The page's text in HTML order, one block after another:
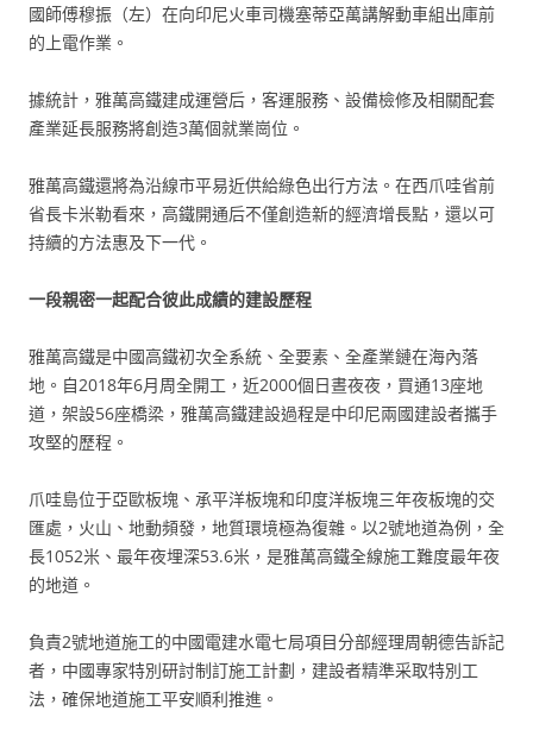
國師傅穆振（左）在向印尼火車司機塞蒂亞萬講解動車組出庫前
的上電作業。
據統計，雅萬高鐵建成運營后，客運服務、設備檢修及相關配套
產業延長服務將創造3萬個就業崗位。
雅萬高鐵還將為沿線市平易近供給綠色出行方法。在西爪哇省前
省長卡米勒看來，高鐵開通后不僅創造新的經濟增長點，還以可
持續的方法惠及下一代。
一段親密一起配合彼此成績的建設歷程
雅萬高鐵是中國高鐵初次全系統、全要素、全產業鏈在海內落
地。自2018年6月周全開工，近2000個日晝夜夜，買通13座地
道，架設56座橋梁，雅萬高鐵建設過程是中印尼兩國建設者攜手
攻堅的歷程。
爪哇島位于亞歐板塊、承平洋板塊和印度洋板塊三年夜板塊的交
匯處，火山、地動頻發，地質環境極為復雜。以2號地道為例，全
長1052米、最年夜埋深53.6米，是雅萬高鐵全線施工難度最年夜
的地道。
負責2號地道施工的中國電建水電七局項目分部經理周朝德告訴記
者，中國專家特別研討制訂施工計劃，建設者精準采取特別工
法，確保地道施工平安順利推進。